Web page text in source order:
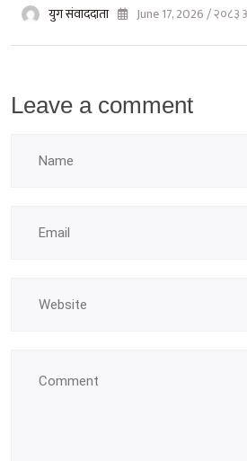
युग संवाददाता June 17, 2026 / २०८३
Leave a comment